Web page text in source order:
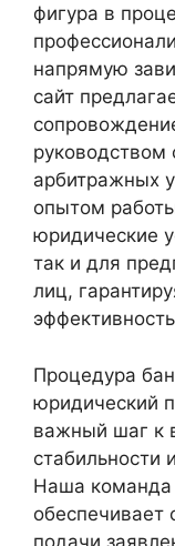
фигура в
напрямую
сайт
руководством
арбитражных
опытом
юридические
так и для
лиц,
Процедура
юридический
важный шаг к
стабильности
Наша
подачи